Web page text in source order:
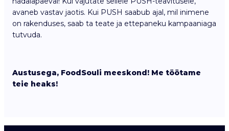
avaneb vastav jaotis. Kui PUSH saabub ajal, mil inimene
on rakenduses, saab ta teate ja ettepaneku kampaaniaga
tutvuda.
Austusega, FoodSouli meeskond! Me töötame
teie heaks!